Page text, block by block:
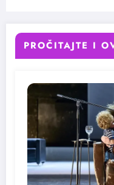
PROČITAJTE I